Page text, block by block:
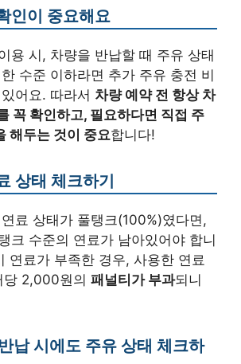
인이 중요해요
용 시, 차량을 반납할 때 주유 상태
수준 이하라면 추가 주유 충전 비
어요. 따라서 차량 예약 전 항상 차
꼭 확인하고, 필요하다면 직접 주
해두는 것이 중요합니다!
상태 체크하기
료 상태가 풀탱크(100%)였다면,
크 수준의 연료가 남아있어야 합니
연료가 부족한 경우, 사용한 연료
당 2,000원의 패널티가 부과되니
납 시에도 주유 상태 체크하